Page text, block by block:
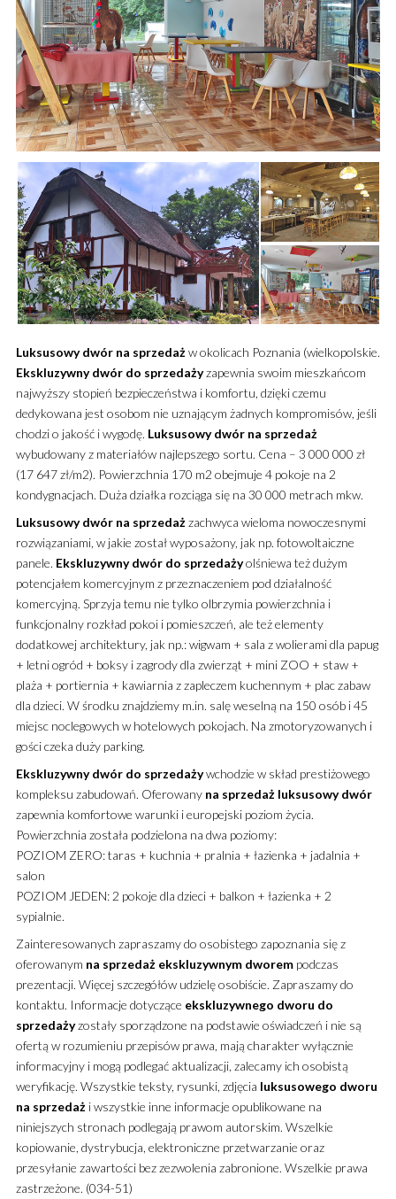
Luksusowy dwór na sprzedażw okolicach Poznania (wielkopolskie.
Ekskluzywny dwór do sprzedażyzapewnia swoim mieszkańcom
najwyższy stopień bezpieczeństwa i komfortu, dzięki czemu
dedykowana jest osobom nie uznającym żadnych kompromisów, jeśli
chodzi o jakość i wygodę. Luksusowy dwór na sprzedaż
wybudowany z materiałów najlepszego sortu. Cena – 3 000 000 zł
(17 647 zł/m2). Powierzchnia 170 m2 obejmuje 4 pokoje na 2
kondygnacjach. Duża działka rozciąga się na 30 000 metrach mkw.
Luksusowy dwór na sprzedażzachwyca wieloma nowoczesnymi
rozwiązaniami, w jakie został wyposażony, jak np. fotowoltaiczne
panele. Ekskluzywny dwór do sprzedażyolśniewa też dużym
potencjałem komercyjnym z przeznaczeniem pod działalność
komercyjną. Sprzyja temu nie tylko olbrzymia powierzchnia i
funkcjonalny rozkład pokoi i pomieszczeń, ale też elementy
dodatkowej architektury, jak np.: wigwam + sala z wolierami dla papug
+ letni ogród + boksy i zagrody dla zwierząt + mini ZOO + staw +
plaża + portiernia + kawiarnia z zapleczem kuchennym + plac zabaw
dla dzieci. W środku znajdziemy m.in. salę weselną na 150 osób i 45
miejsc noclegowych w hotelowych pokojach. Na zmotoryzowanych i
gości czeka duży parking.
Ekskluzywny dwór do sprzedażywchodzie w skład prestiżowego
kompleksu zabudowań. Oferowany na sprzedaż luksusowy dwór
zapewnia komfortowe warunki i europejski poziom życia.
Powierzchnia została podzielona na dwa poziomy:
POZIOM ZERO: taras + kuchnia + pralnia + łazienka + jadalnia +
salon
POZIOM JEDEN: 2 pokoje dla dzieci + balkon + łazienka + 2
sypialnie.
Zainteresowanych zapraszamy do osobistego zapoznania się z
oferowanym na sprzedaż ekskluzywnym dworempodczas
prezentacji. Więcej szczegółów udzielę osobiście. Zapraszamy do
kontaktu. Informacje dotyczące ekskluzywnego dworu do
sprzedażyzostały sporządzone na podstawie oświadczeń i nie są
ofertą w rozumieniu przepisów prawa, mają charakter wyłącznie
informacyjny i mogą podlegać aktualizacji, zalecamy ich osobistą
weryfikację. Wszystkie teksty, rysunki, zdjęcia luksusowego dworu
na sprzedażi wszystkie inne informacje opublikowane na
niniejszych stronach podlegają prawom autorskim. Wszelkie
kopiowanie, dystrybucja, elektroniczne przetwarzanie oraz
przesyłanie zawartości bez zezwolenia zabronione. Wszelkie prawa
zastrzeżone. (034-51)